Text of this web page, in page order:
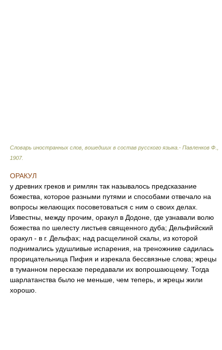
Словарь иностранных слов, вошедших в состав русского языка.- Павленков Ф.
1907.
ОРАКУЛ
у древних греков и римлян так называлось предсказание
божества, которое разными путями и способами отвечало на
вопросы желающих посоветоваться с ним о своих делах.
Известны, между прочим, оракул в Додоне, где узнавали волю
божества по шелесту листьев священного дуба; Дельфийский
оракул - в г. Дельфах; над расщелиной скалы, из которой
поднимались удушливые испарения, на треножнике садилась
прорицательница Пифия и изрекала бессвязные слова; жрецы
в туманном пересказе передавали их вопрошающему. Тогда
шарлатанства было не меньше, чем теперь, и жрецы жили
хорошо.